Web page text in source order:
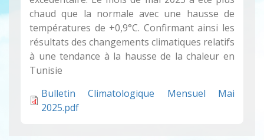
chaud que la normale avec une hausse de
températures de +0,9°C. Confirmant ainsi les
résultats des changements climatiques relatifs
à une tendance à la hausse de la chaleur en
Tunisie
Bulletin Climatologique Mensuel Mai
2025.pdf